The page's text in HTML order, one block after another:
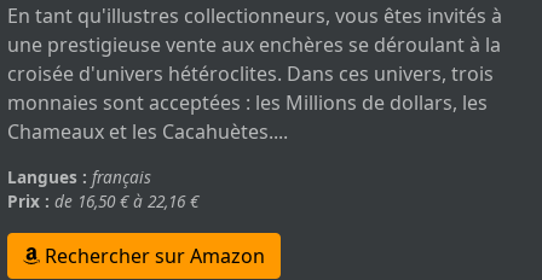
En tant qu'illustres collectionneurs, vous êtes invités à
une prestigieuse vente aux enchères se déroulant à la
croisée d'univers hétéroclites. Dans ces univers, trois
monnaies sont acceptées : les Millions de dollars, les
Chameaux et les Cacahuètes....
Langues : français
Prix : de 16,50 € à 22,16 €
Rechercher sur Amazon